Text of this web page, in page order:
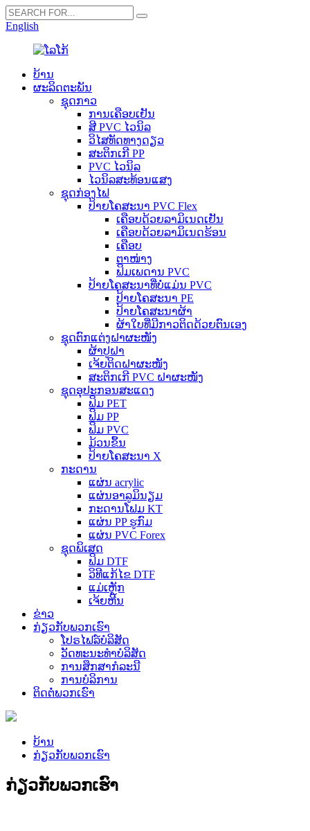
English
ບ້ານ
ຜະລິດຕະພັນ
ຊຸດກາວ
ການເຄືອບເຢັນ
ສີ PVC ໄວນິລ
ວິໄສທັດທາງດຽວ
ສະຕິກເກີ PP
PVC ໄວນິລ
ໄວນິລສະທ້ອນແສງ
ຊຸດກ່ອງໄຟ
ປ້າຍໂຄສະນາ PVC Flex
ເຄືອບດ້ວຍລາມິເນດເຢັນ
ເຄືອບດ້ວຍລາມິເນດຮ້ອນ
ເຄືອບ
ຕາໜ່າງ
ຟິມເພດານ PVC
ປ້າຍໂຄສະນາທີ່ບໍ່ແມ່ນ PVC
ປ້າຍໂຄສະນາ PE
ປ້າຍໂຄສະນາຜ້າ
ຜ້າໃບທີ່ມີກາວຕິດດ້ວຍຕົນເອງ
ຊຸດຕົກແຕ່ງຝາຜະໜັງ
ຜ້າປູຝາ
ເຈ້ຍຕິດຝາຜະໜັງ
ສະຕິກເກີ PVC ຝາຜະໜັງ
ຊຸດອຸປະກອນສະແດງ
ຟິມ PET
ຟິມ PP
ຟິມ PVC
ມ້ວນຂຶ້ນ
ປ້າຍໂຄສະນາ X
ກະດານ
ແຜ່ນ acrylic
ແຜ່ນອາລູມິນຽມ
ກະດານໂຟມ KT
ແຜ່ນ PP ຮູກົມ
ແຜ່ນ PVC Forex
ຊຸດພິເສດ
ຟິມ DTF
ວິທີແກ້ໄຂ DTF
ແມ່ເຫຼັກ
ເຈ້ຍຫີນ
ຂ່າວ
ກ່ຽວກັບພວກເຮົາ
ໂປຣໄຟລ໌ບໍລິສັດ
ວັດທະນະທໍາບໍລິສັດ
ການສຶກສາກໍລະນີ
ການບໍລິການ
ຕິດຕໍ່ພວກເຮົາ
ບ້ານ
ກ່ຽວກັບພວກເຮົາ
ກ່ຽວກັບພວກເຮົາ